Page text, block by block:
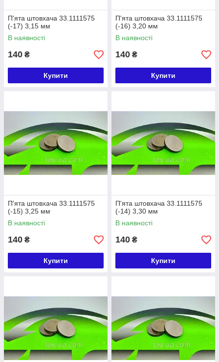
П'ята штовхача 33.1111575
(-17) 3,15 мм
В наявності
140 ₴
Купити
П'ята штовхача 33.1111575
(-16) 3,20 мм
В наявності
140 ₴
Купити
П'ята штовхача 33.1111575
(-15) 3,25 мм
В наявності
140 ₴
Купити
П'ята штовхача 33.1111575
(-14) 3,30 мм
В наявності
140 ₴
Купити